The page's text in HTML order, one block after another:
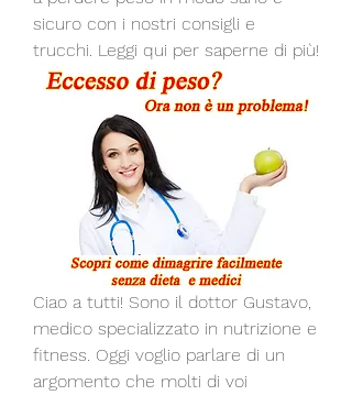
sicuro con i nostri consigli e
trucchi. Leggi qui per saperne di più!
Ciao a tutti! Sono il dottor Gustavo,
medico specializzato in nutrizione e
fitness. Oggi voglio parlare di un
argomento che molti di voi